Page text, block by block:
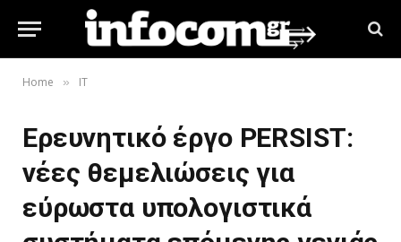
Home » IT
Ερευνητικό έργο PERSIST:
νέες θεμελιώσεις για
εύρωστα υπολογιστικά